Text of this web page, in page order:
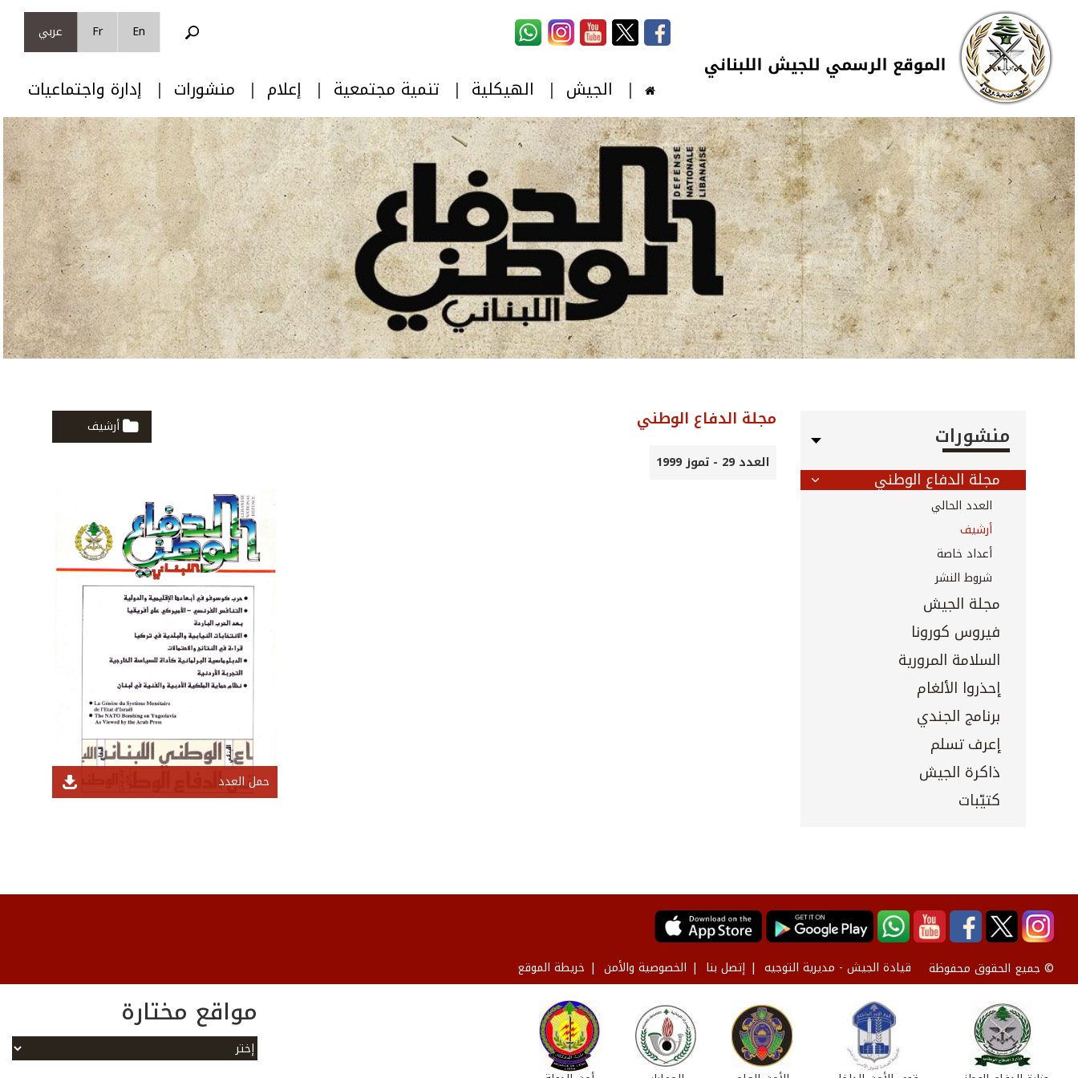
تجاوز إلى المحتوى الرئيسي
Skip to navigation
En
Fr عربي
الجيش الهيكلية تنمية مجتمعية إعلام منشورات إدارة واجتماعيات
منشورات
مجلة الدفاع الوطني
العدد الحالي
أرشيف
أعداد خاصة
شروط النشر
مجلة الجيش
فيروس كورونا
السلامة المرورية
إحذروا الألغام
برنامج الجندي
إعرف تسلم
ذاكرة الجيش
كتيّبات
مجلة الدفاع الوطني
أرشيف
العدد 29 - تموز 1999
حمل العدد
© جميع الحقوق محفوظة قيادة الجيش - مديرية التوجيه إتصل بنا الخصوصية والأمن خريطة الموقع
مواقع مختارة